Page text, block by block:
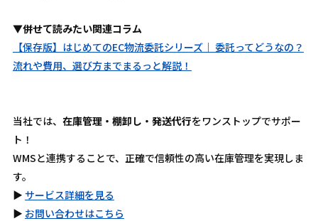
▼併せて読みたい関連コラム
【保存版】はじめてのEC物流委託シリーズ｜ 委託ってどうなの？
流れや費用、選び方までまるっと解説！
当社では、 在庫管理・棚卸し・発送代行をワンストップでサポー
ト！
WMSと連携することで、正確で信頼性の高い在庫管理を実現しま
す。
▶︎ サービス詳細を見る
▶︎ お問い合わせはこちら